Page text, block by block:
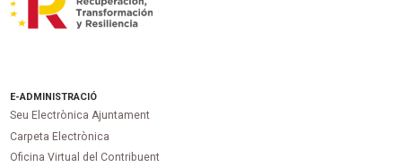
E-ADMINISTRACIÓ
Seu Electrònica Ajuntament
Carpeta Electrònica
Oficina Virtual del Contribuent